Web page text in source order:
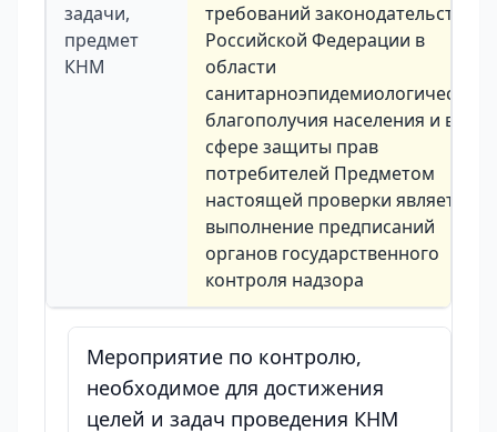
задачи,
предмет
КНМ
требований законодательства
Российской Федерации в
области
санитарноэпидемиологического
благополучия населения и в
сфере защиты прав
потребителей Предметом
настоящей проверки является
выполнение предписаний
органов государственного
контроля надзора
Мероприятие по контролю,
необходимое для достижения
целей и задач проведения КНМ